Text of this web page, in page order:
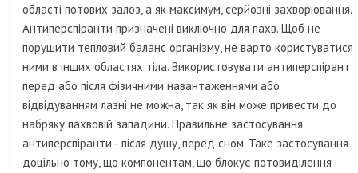
області потових залоз, а як максимум, серйозні захворювання.
Антиперспіранти призначені виключно для пахв. Щоб не
порушити тепловий баланс організму, не варто користуватися
ними в інших областях тіла. Використовувати антиперспірант
перед або після фізичними навантаженнями або
відвідуванням лазні не можна, так як він може привести до
набряку пахвовій западини. Правильне застосування
антиперспіранти - після душу, перед сном. Таке застосування
доцільно тому, що компонентам, що блокує потовиділення